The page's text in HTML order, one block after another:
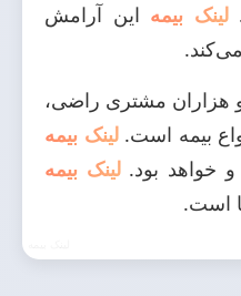
لینک بیمه این آرامش
هزاران مشتری راضی،
بیمه است.لینک بیمه
و خواهد بود.لینک بیمه
است.